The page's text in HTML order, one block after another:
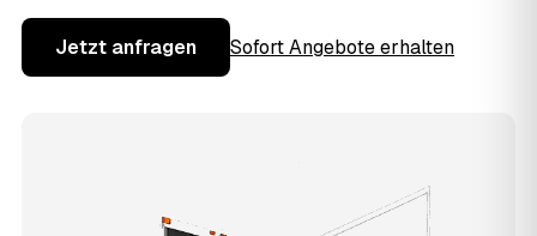
Jetzt anfragen Sofort Angebote erhalten